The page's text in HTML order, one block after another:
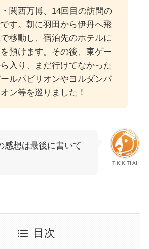
関西万博、14回目の訪問の
す。朝に羽田から伊丹へ飛
移動し、宿泊先のホテルに
預けます。その後、東ゲー
ら入り、まだ行けてなかった
ルパビリオンやヨルダンパ
ン等を巡りました！
TIKIKITI AI
感想は最後に書いて
目次